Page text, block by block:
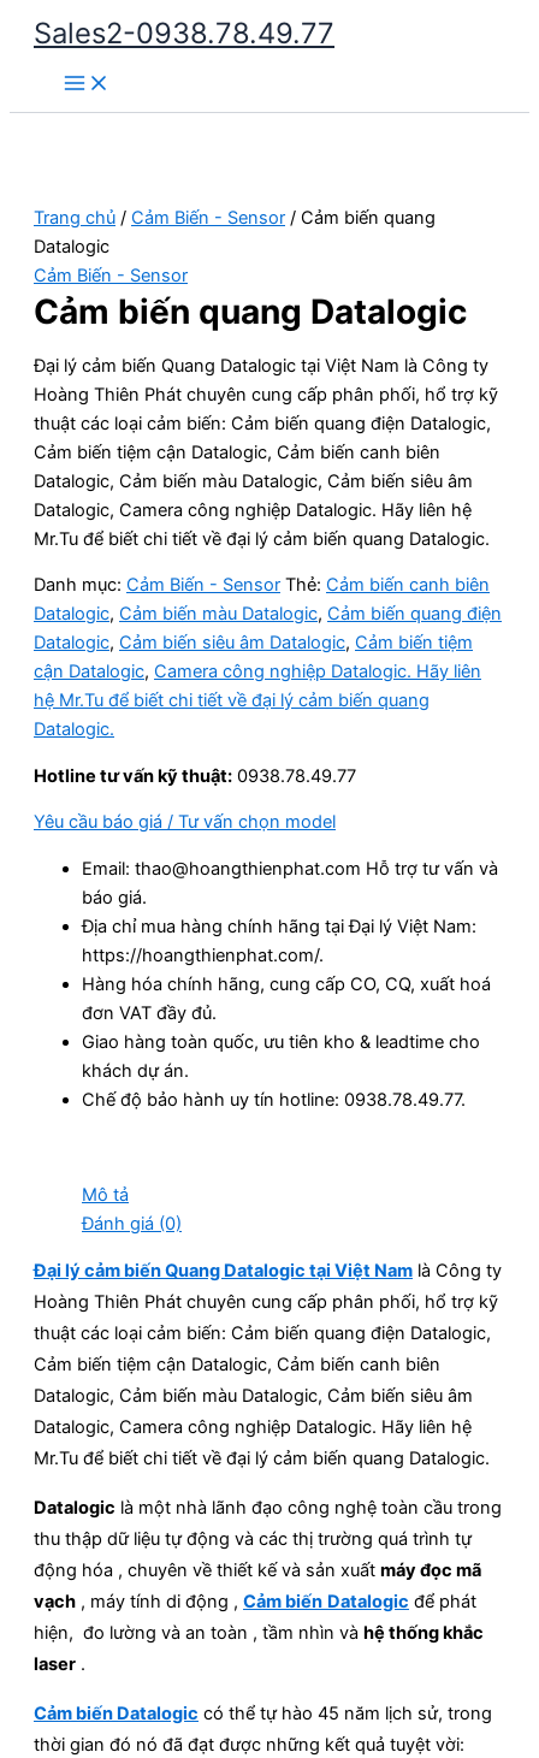
Nhảy
dung
Sales2-0938.78.49.77
Main
Menu
Trang chủ / Cảm Biến - Sensor / Cảm biến quang
Datalogic
Cảm Biến - Sensor
Cảm biến quang Datalogic
Đại lý cảm biến Quang Datalogic tại Việt Nam là Công ty
Hoàng Thiên Phát chuyên cung cấp phân phối, hổ trợ kỹ
thuật các loại cảm biến: Cảm biến quang điện Datalogic,
Cảm biến tiệm cận Datalogic, Cảm biến canh biên
Datalogic, Cảm biến màu Datalogic, Cảm biến siêu âm
Datalogic, Camera công nghiệp Datalogic. Hãy liên hệ
Mr.Tu để biết chi tiết về đại lý cảm biến quang Datalogic.
Danh mục: Cảm Biến - Sensor Thẻ: Cảm biến canh biên
Datalogic, Cảm biến màu Datalogic, Cảm biến quang điện
Datalogic, Cảm biến siêu âm Datalogic, Cảm biến tiệm
cận Datalogic, Camera công nghiệp Datalogic. Hãy liên
hệ Mr.Tu để biết chi tiết về đại lý cảm biến quang
Datalogic.
Hotline tư vấn kỹ thuật: 0938.78.49.77
Yêu cầu báo giá / Tư vấn chọn model
Email: thao@hoangthienphat.com Hỗ trợ tư vấn và
báo giá.
Địa chỉ mua hàng chính hãng tại Đại lý Việt Nam:
https://hoangthienphat.com/.
Hàng hóa chính hãng, cung cấp CO, CQ, xuất hoá
đơn VAT đầy đủ.
Giao hàng toàn quốc, ưu tiên kho & leadtime cho
khách dự án.
Chế độ bảo hành uy tín hotline: 0938.78.49.77.
Mô tả
Đánh giá (0)
Đại lý cảm biến Quang Datalogic tại Việt Nam là Công ty
Hoàng Thiên Phát chuyên cung cấp phân phối, hổ trợ kỹ
thuật các loại cảm biến: Cảm biến quang điện Datalogic,
Cảm biến tiệm cận Datalogic, Cảm biến canh biên
Datalogic, Cảm biến màu Datalogic, Cảm biến siêu âm
Datalogic, Camera công nghiệp Datalogic. Hãy liên hệ
Mr.Tu để biết chi tiết về đại lý cảm biến quang Datalogic.
Datalogic là một nhà lãnh đạo công nghệ toàn cầu trong
thu thập dữ liệu tự động và các thị trường quá trình tự
động hóa , chuyên về thiết kế và sản xuất máy đọc mã
vạch , máy tính di động , Cảm biến Datalogic để phát
hiện, đo lường và an toàn , tầm nhìn và hệ thống khắc
laser .
Cảm biến Datalogic có thể tự hào 45 năm lịch sử, trong
thời gian đó nó đã đạt được những kết quả tuyệt vời: